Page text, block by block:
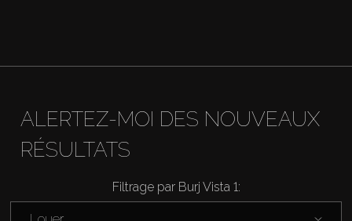
Acheter
Louer
Vendre
ALERTEZ-MOI DES NOUVEAUX
RÉSULTATS
Filtrage par Burj Vista 1: